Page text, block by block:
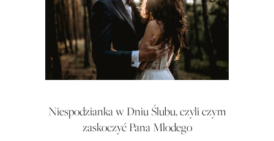
Niespodzianka w Dniu Ślubu, czyli czym
zaskoczyć Pana Młodego